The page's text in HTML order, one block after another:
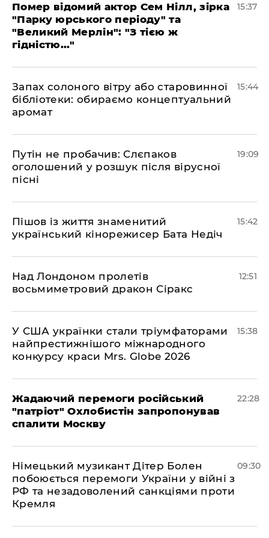
Помер відомий актор Сем Нілл, зірка
"Парку юрського періоду" та
"Великий Мерлін": "З тією ж
гідністю..."
15:37
Запах солоного вітру або старовинної
бібліотеки: обираємо концептуальний
аромат
15:44
​Путін не пробачив: Слєпаков
оголошений у розшук після вірусної
пісні
19:09
Пішов із життя знаменитий
український кінорежисер Бата Недіч
15:42
Над Лондоном пролетів
восьмиметровий дракон Сіракс
12:51
У США українки стали тріумфаторами
найпрестижнішого міжнародного
конкурсу краси Mrs. Globe 2026
15:38
Жадаючий перемоги російський
"патріот" Охлобистін запропонував
спалити Москву
22:28
Німецький музикант Дітер Болен
побоюється перемоги України у війні з
РФ та незадоволений санкціями проти
Кремля
09:30